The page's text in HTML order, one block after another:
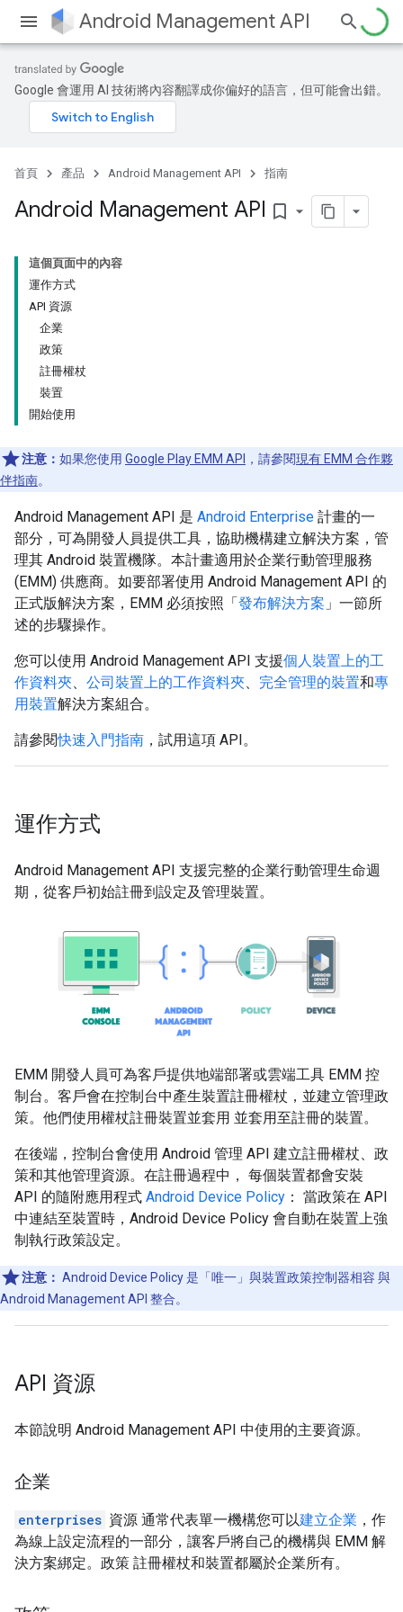
Android Management API
Google 會運用 AI 技術將內容翻譯成你偏好的語言，但可能會出錯。
首頁 產品 Android Management API 指南
Android Management API bookmark_border
這個頁面中的內容
運作方式
API 資源
企業
政策
註冊權杖
裝置
開始使用
注意： 如果您使用 Google Play EMM API ，請參閱現有 EMM 合作夥
伴指南。
Android Management API 是 Android Enterprise 計畫的一
部分，可為開發人員提供工具，協助機構建立解決方案，管
理其 Android 裝置機隊。本計畫適用於企業行動管理服務
(EMM) 供應商。如要部署使用 Android Management API 的
正式版解決方案，EMM 必須按照「發布解決方案 」一節所
述的步驟操作。
您可以使用 Android Management API 支援個人裝置上的工
作資料夾、 公司裝置上的工作資料夾、 完全管理的裝置和專
用裝置解決方案組合。
請參閱快速入門指南 ，試用這項 API。
運作方式
Android Management API 支援完整的企業行動管理生命週
期，從客戶初始註冊到設定及管理裝置。
EMM 開發人員可為客戶提供地端部署或雲端工具 EMM 控
制台。客戶會在控制台中產生裝置註冊權杖，並建立管理政
策。他們使用權杖註冊裝置並套用 並套用至註冊的裝置。
在後端，控制台會使用 Android 管理 API 建立註冊權杖、政
策和其他管理資源。在註冊過程中， 每個裝置都會安裝
API 的隨附應用程式 Android Device Policy ： 當政策在 API
中連結至裝置時，Android Device Policy 會自動在裝置上強
制執行政策設定。
注意： Android Device Policy 是「唯一」 與裝置政策控制器相容 與
Android Management API 整合。
API 資源
本節說明 Android Management API 中使用的主要資源。
企業
enterprises 資源 通常代表單一機構您可以建立企業 ，作
為線上設定流程的一部分，讓客戶將自己的機構與 EMM 解
決方案綁定。政策 註冊權杖和裝置都屬於企業所有。